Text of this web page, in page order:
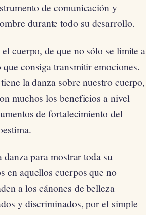
de comunicación y
durante todo su desarrollo.
cuerpo, de que no sólo se limite a
consiga transmitir emociones.
la danza sobre nuestro cuerpo,
muchos los beneficios a nivel
de fortalecimiento del
para mostrar toda su
en aquellos cuerpos que no
a los cánones de belleza
y discriminados, por el simple